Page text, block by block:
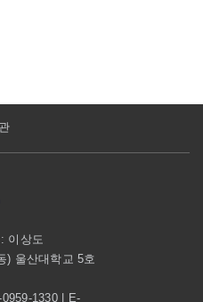
이상도
) 울산대학교 5호
1330 | E-